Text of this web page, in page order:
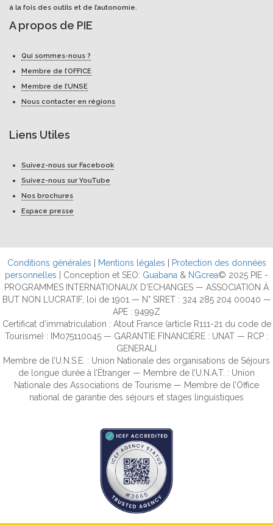
à la fois des outils et de l’autonomie.
A propos de PIE
Qui sommes-nous ?
Membre de l’OFFICE
Membre de l’UNSE
Nous contacter en régions
Liens Utiles
Suivez-nous sur Facebook
Suivez-nous sur YouTube
Nos brochures
Espace presse
Conditions générales Mentions légales
Protection des données
personnelles | Conception et SEO: Guabana & NGcrea© 2025 PIE -
PROGRAMMES INTERNATIONAUX D'ECHANGES — ASSOCIATION À
BUT NON LUCRATIF, loi de 1901 — N° SIRET : 324 285 204 00040 —
APE : 9499Z
Certificat d’immatriculation : Atout France (article R111-21 du code de
Tourisme) : IM075110045 — GARANTIE FINANCIÈRE : UNAT — RCP :
GENERALI
Membre de l’U.N.S.E. : Union Nationale des organisations de Séjours
de longue durée à l’Étranger — Membre de l’U.N.A.T. : Union
Nationale des Associations de Tourisme — Membre de l’Office
national de garantie des séjours et stages linguistiques